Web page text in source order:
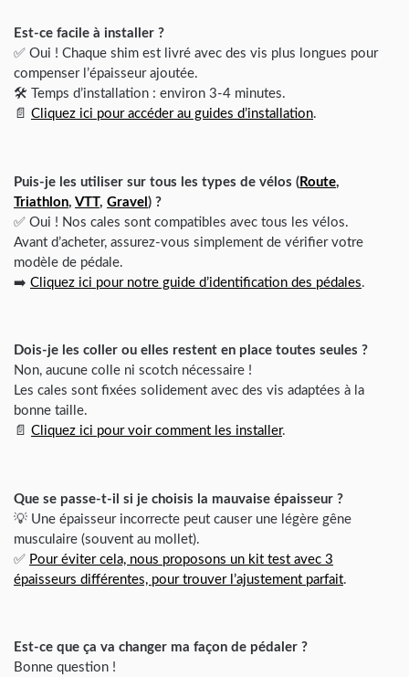
Est-ce facile à installer ?
✅ Oui ! Chaque shim est livré avec des vis plus longues pour
compenser l’épaisseur ajoutée.
🛠️ Temps d’installation : environ 3-4 minutes.
📄 Cliquez ici pour accéder au guides d’installation.
Puis-je les utiliser sur tous les types de vélos ( Route,
Triathlon, VTT, Gravel ) ?
✅ Oui ! Nos cales sont compatibles avec tous les vélos.
Avant d’acheter, assurez-vous simplement de vérifier votre
modèle de pédale.
➡️ Cliquez ici pour notre guide d’identification des pédales.
Dois-je les coller ou elles restent en place toutes seules ?
Non, aucune colle ni scotch nécessaire !
Les cales sont fixées solidement avec des vis adaptées à la
bonne taille.
📄 Cliquez ici pour voir comment les installer.
Que se passe-t-il si je choisis la mauvaise épaisseur ?
💡 Une épaisseur incorrecte peut causer une légère gêne
musculaire (souvent au mollet).
✅ Pour éviter cela, nous proposons un kit test avec 3
épaisseurs différentes, pour trouver l’ajustement parfait.
Est-ce que ça va changer ma façon de pédaler ?
Bonne question !